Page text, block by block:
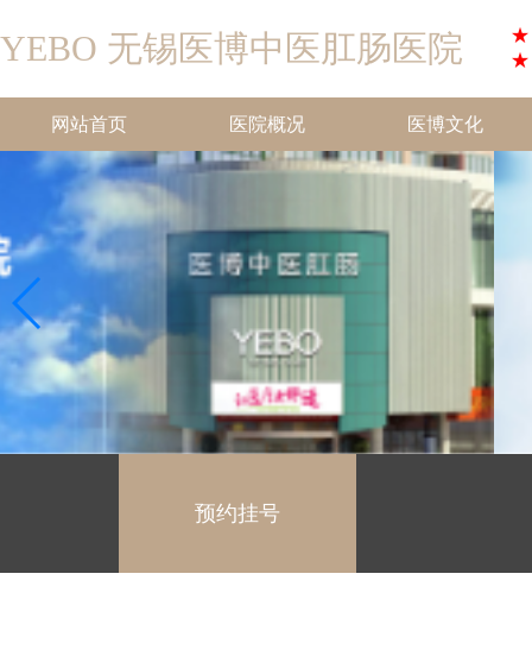
YEBO 无锡医博中医肛肠医院 ★
★
网站首页 医院概况 医博文化
预约挂号